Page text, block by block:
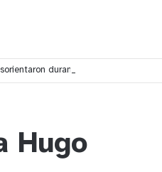
durante una caminata
Hugo